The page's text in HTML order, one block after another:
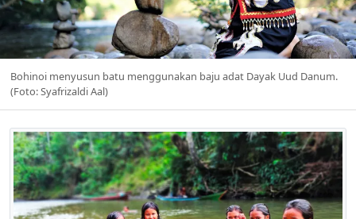
Bohinoi menyusun batu menggunakan baju adat Dayak Uud Danum.
(Foto: Syafrizaldi Aal)